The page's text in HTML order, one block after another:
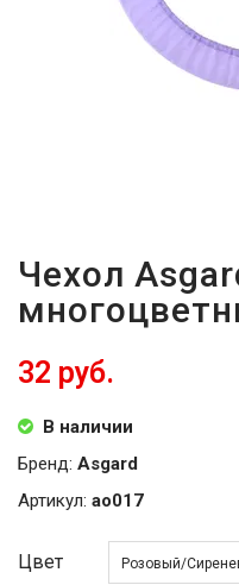
Чехол
32 руб.
В наличии
Бренд: Asgard
Артикул: ao017
Цвет Розовый/